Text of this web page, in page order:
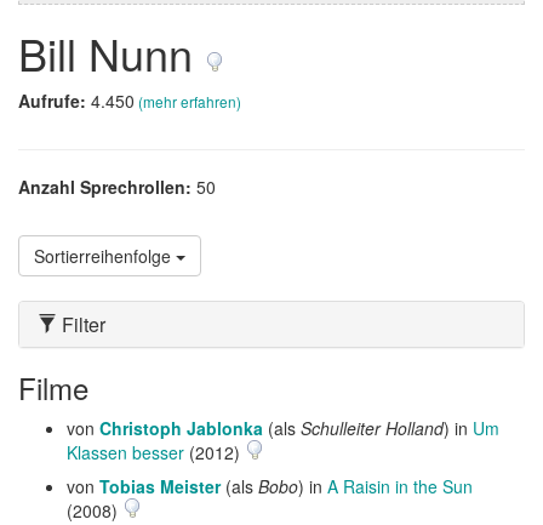
Bill Nunn
Aufrufe: 4.450 (mehr erfahren)
Anzahl Sprechrollen: 50
Sortierreihenfolge
Filter
Filme
von Christoph Jablonka (als Schulleiter Holland) in Um
Klassen besser (2012)
von Tobias Meister(als Bobo) in A Raisin in the Sun
(2008)